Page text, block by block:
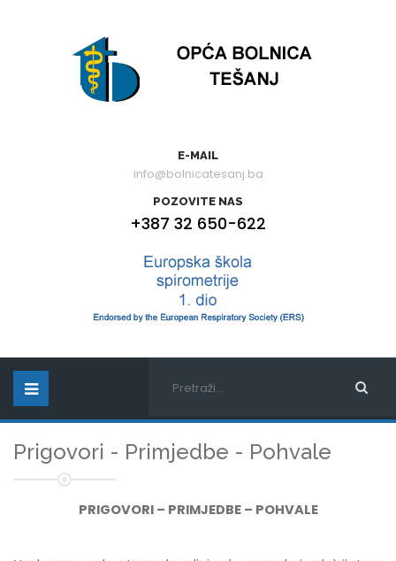
E-MAIL
info@bolnicatesanj.ba
POZOVITE NAS
+387 32 650-622
Prigovori - Primjedbe - Pohvale
PRIGOVORI – PRIMJEDBE – POHVALE